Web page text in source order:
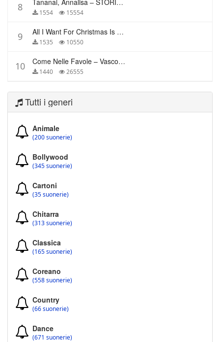
8 Tananai, Annalisa – STORIE BREVI
1554 15554
9 All I Want For Christmas Is You – Mariah Carey
1535 10550
10 Come Nelle Favole – Vasco Rossi
1440 26555
Tutti i generi
Animale
(200 suonerie)
Bollywood
(345 suonerie)
Cartoni
(35 suonerie)
Chitarra
(313 suonerie)
Classica
(165 suonerie)
Coreano
(558 suonerie)
Country
(66 suonerie)
Dance
(671 suonerie)